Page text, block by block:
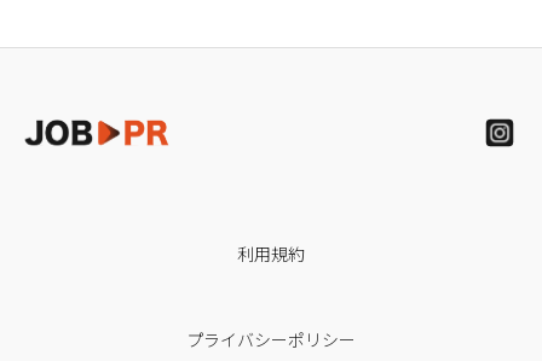
利用規約
プライバシーポリシー